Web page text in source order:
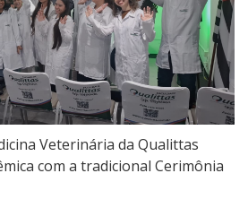
Veterinária da Qualittas
com a tradicional Cerimônia